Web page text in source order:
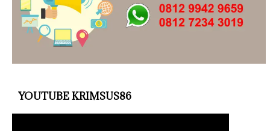
YOUTUBE KRIMSUS86